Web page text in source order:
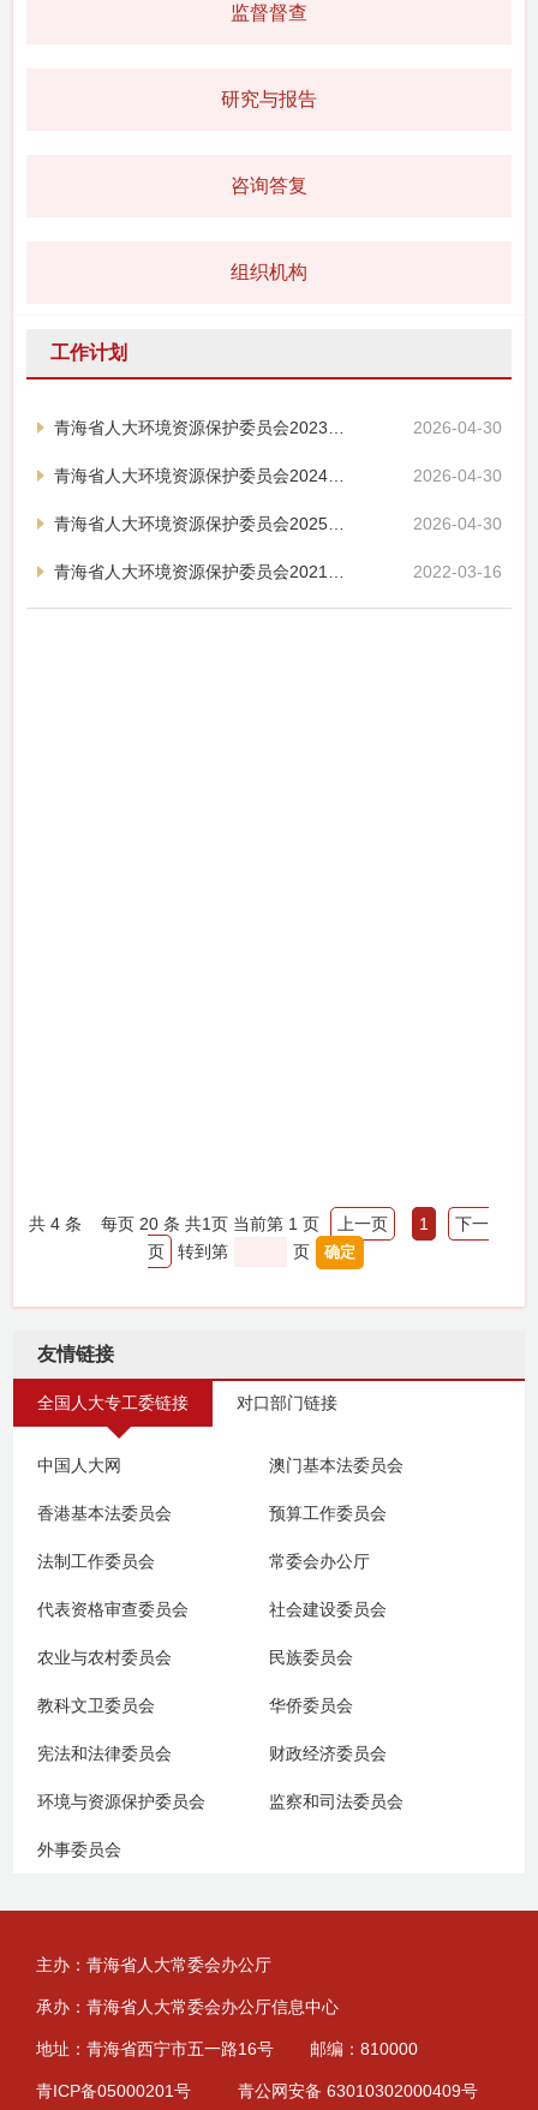
监督督查
研究与报告
咨询答复
组织机构
工作计划
2026-04-30
青海省人大环境资源保护委员会2024年工作总结暨2025年工作要点 2026-04-30
青海省人大环境资源保护委员会2025年工作总结暨2026年工作要点 2026-04-30
2022-03-16
共 4条每页 20 条 共1页 当前第 1 页 上一页 1
下一
页
转到第 页
友情链接
全国人大专工委链接 对口部门链接
中国人大网 澳门基本法委员会
香港基本法委员会 预算工作委员会
法制工作委员会 常委会办公厅
代表资格审查委员会 社会建设委员会
农业与农村委员会 民族委员会
教科文卫委员会 华侨委员会
宪法和法律委员会 财政经济委员会
环境与资源保护委员会 监察和司法委员会
外事委员会
主办：青海省人大常委会办公厅
承办：青海省人大常委会办公厅信息中心
地址：青海省西宁市五一路16号 邮编：810000
青ICP备05000201号 青公网安备 63010302000409号